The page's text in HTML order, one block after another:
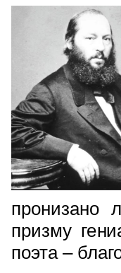
пронизано
призму
поэта –